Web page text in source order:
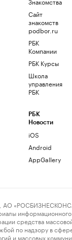
Сайт
знакомств
podbor.ru
РБК
Компании
РБК Курсы
Школа
управления
РБК
РБК
Новости
iOS
Android
AppGallery
информационного
средства
по надзору в
и массовых